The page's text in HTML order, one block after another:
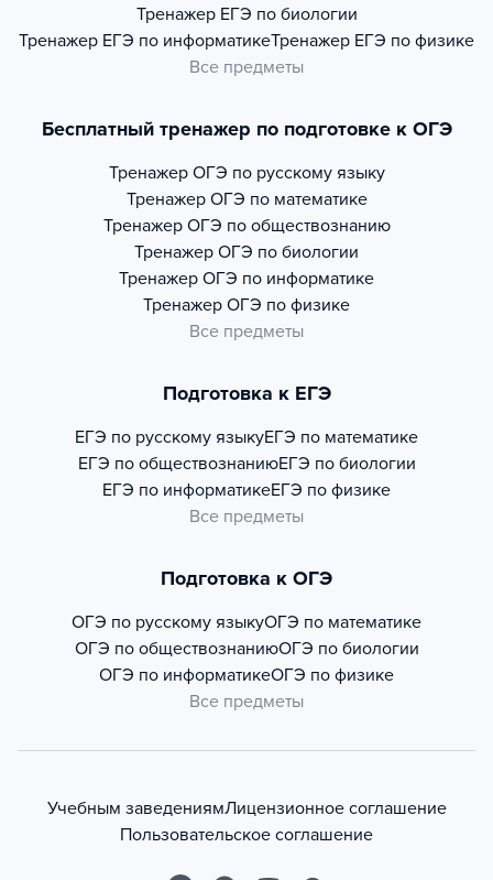
Тренажер ЕГЭ по биологии
Тренажер ЕГЭ по информатикеТренажер ЕГЭ по физике
Все предметы
Бесплатный тренажер по подготовке к ОГЭ
Тренажер ОГЭ по русскому языку
Тренажер ОГЭ по математике
Тренажер ОГЭ по обществознанию
Тренажер ОГЭ по биологии
Тренажер ОГЭ по информатике
Тренажер ОГЭ по физике
Все предметы
Подготовка к ЕГЭ
ЕГЭ по русскому языкуЕГЭ по математике
ЕГЭ по обществознаниюЕГЭ по биологии
ЕГЭ по информатикеЕГЭ по физике
Все предметы
Подготовка к ОГЭ
ОГЭ по русскому языкуОГЭ по математике
ОГЭ по обществознаниюОГЭ по биологии
ОГЭ по информатикеОГЭ по физике
Все предметы
Учебным заведениямЛицензионное соглашение
Пользовательское соглашение